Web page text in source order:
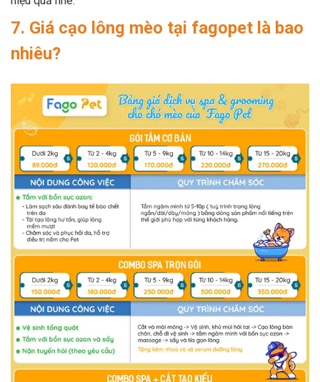
7. Giá cạo lông mèo tại fagopet là bao
nhiêu?